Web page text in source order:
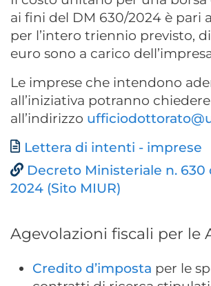
ai fini del DM 630/2024 è pari
per l’intero triennio previsto,
euro sono a carico
Le imprese che intendono
all’iniziativa potranno
all’indirizzo
Documento
Lettera di intenti - imprese
Decreto Ministeriale n. 630
2024 (Sito MIUR)
Agevolazioni fiscali per le
Credito d’imposta per le